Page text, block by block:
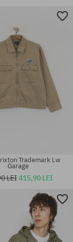
Trademark Lw
Garage
LEI415,90 LEI